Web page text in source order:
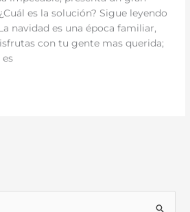
es la solución? Sigue leyendo
navidad es una época familiar,
con tu gente mas querida;
es